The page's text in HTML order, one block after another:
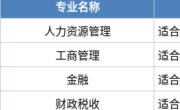
专业名称
人力资源管理 适
工商管理 适
金融 适
财政税收 适